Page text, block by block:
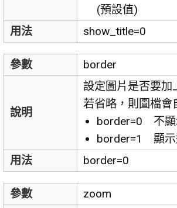
(預設值)
用法
show_title=0
參數 border
說明
設定圖片是否要加
若省略，則圖檔會
border=0 不顯
border=1 顯示
用法
border=0
參數 zoom